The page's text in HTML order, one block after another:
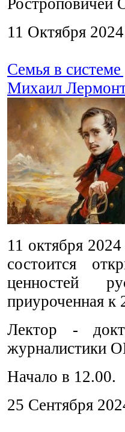
11 Октября 2024
Семья в
Михаил
11 октября
состоится
ценностей
приуроченная к
Лектор -
журналистики
Начало в 12.00.
25 Сентября